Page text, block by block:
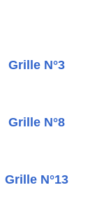
Grille N°3
Grille N°8
Grille N°13